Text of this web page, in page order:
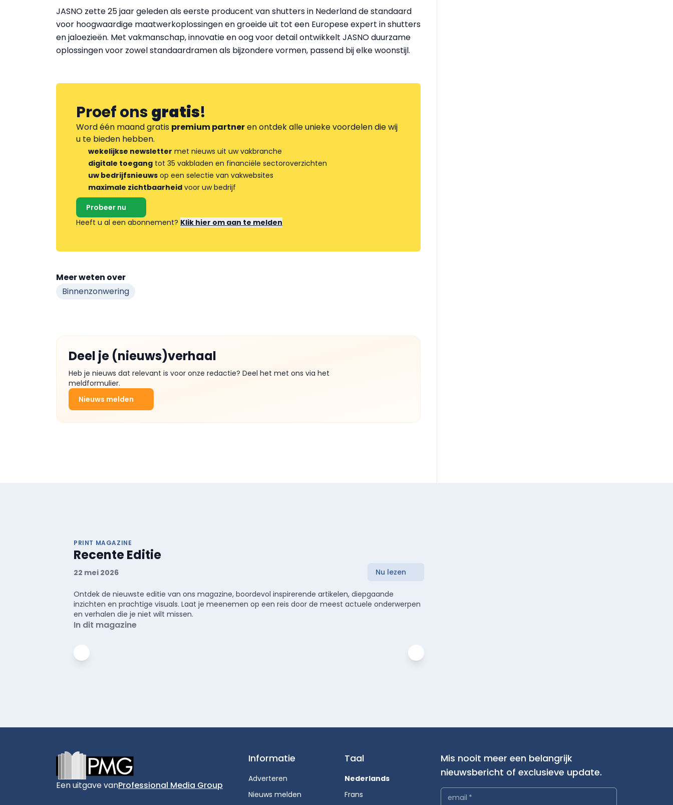
JASNO zette 25 jaar geleden als eerste producent van shutters in Nederland de standaard
voor hoogwaardige maatwerkoplossingen en groeide uit tot een Europese expert in shutters
en jaloezieën. Met vakmanschap, innovatie en oog voor detail ontwikkelt JASNO duurzame
oplossingen voor zowel standaardramen als bijzondere vormen, passend bij elke woonstijl.
Proef onsgratis!
Word één maand gratis premium partneren ontdek alle unieke voordelen die wij
u te bieden hebben.
wekelijkse newsletter met nieuws uit uw vakbranche
digitale toegang tot 35 vakbladen en financiële sectoroverzichten
uw bedrijfsnieuws op een selectie van vakwebsites
maximale zichtbaarheid voor uw bedrijf
Probeer nu
Heeft u al een abonnement? Klik hier om aan te melden
Meer weten over
Binnenzonwering
Deel je (nieuws)verhaal
Heb je nieuws dat relevant is voor onze redactie? Deel het met ons via het
meldformulier.
Nieuws melden
PRINT MAGAZINE
Recente Editie
22 mei 2026 Nu lezen
Ontdek de nieuwste editie van ons magazine, boordevol inspirerende artikelen, diepgaande
inzichten en prachtige visuals. Laat je meenemen op een reis door de meest actuele onderwerpen
en verhalen die je niet wilt missen.
In dit magazine
Een uitgave vanProfessional Media Group
Informatie
Adverteren
Nieuws melden
Taal
Nederlands
Frans
Mis nooit meer een belangrijk
nieuwsbericht of exclusieve update.
email *